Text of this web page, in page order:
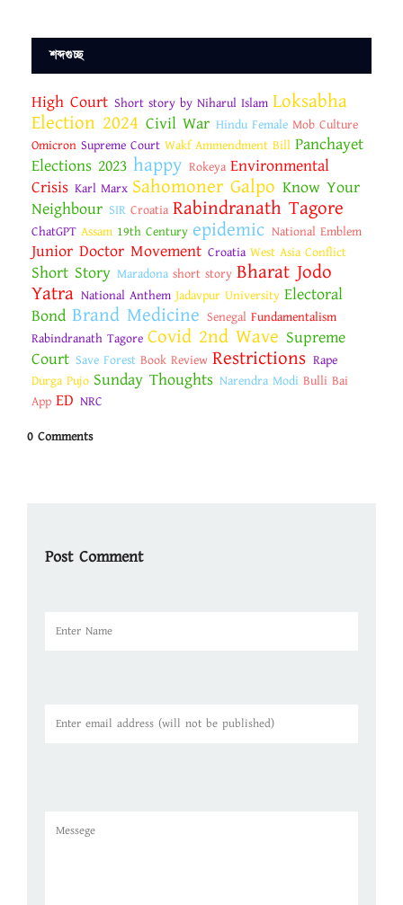
শব্দগুচ্ছ
High Court Short story by Niharul Islam Loksabha
Election 2024 Civil War Hindu Female Mob Culture
Omicron Supreme Court Wakf Ammendment Bill Panchayet
Elections 2023 happy Rokeya Environmental
Crisis Karl Marx Sahomoner Galpo Know Your
Neighbour SIR Croatia Rabindranath Tagore
ChatGPT Assam 19th Century epidemic National Emblem
Junior Doctor Movement Croatia West Asia Conflict
Short Story Maradona short story Bharat Jodo
Yatra National Anthem Jadavpur University Electoral
Bond Brand Medicine Senegal Fundamentalism
Rabindranath Tagore Covid 2nd Wave Supreme
Court Save Forest Book Review Restrictions Rape
Durga Pujo Sunday Thoughts Narendra Modi Bulli Bai
App ED NRC
0 Comments
Post Comment